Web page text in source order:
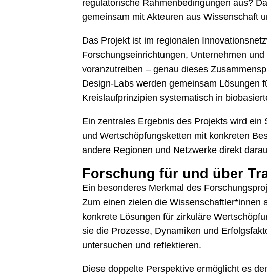
regulatorische Rahmenbedingungen aus?
gemeinsam mit Akteuren aus Wissenschaft
Das Projekt ist im regionalen
Forschungseinrichtungen, Unternehmen
voranzutreiben – genau dieses
Design-Labs werden gemeinsam Lösungen
Kreislaufprinzipien systematisch in
Ein zentrales Ergebnis des Projekts wird
und Wertschöpfungsketten mit konkreten
andere Regionen und Netzwerke direkt
Forschung für und über
Ein besonderes Merkmal des
Zum einen zielen die Wissenschaftler*innen
konkrete Lösungen für zirkuläre
sie die Prozesse, Dynamiken und
untersuchen und reflektieren.
Diese doppelte Perspektive ermöglicht es